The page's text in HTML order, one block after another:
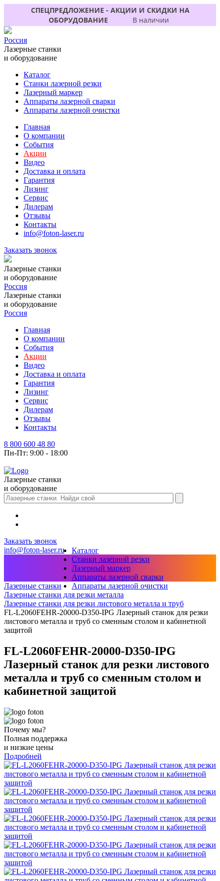
СПЕЦПРЕДЛОЖЕНИЕ - АКЦИИ И СКИДКИ НА
ОБОРУДОВАНИЕ
В наличии
Россия
Лазерные станки
и оборудование
Каталог
Станки лазерной резки
Лазерный маркер
Аппараты лазерной сварки
Аппараты лазерной очистки
Главная
О компании
События
Акции
Видео
Доставка и оплата
Гарантия
Лизинг
Сервис
Дилерам
Отзывы
Контакты
info@foton-laser.ru
Заказать звонок
Лазерные станки
и оборудование
Россия
Лазерные станки
и оборудование
Россия
Главная
О компании
События
Акции
Видео
Доставка и оплата
Гарантия
Лизинг
Сервис
Дилерам
Отзывы
Контакты
8 800 600 48 80
Пн-Пт: 9:00 - 18:00
Лазерные станки
и оборудование
Заказать звонок
info@foton-laser.ru
Каталог
Станки лазерной резки
Лазерный маркер
Аппараты лазерной сварки
Аппараты лазерной очистки
Лазерные станки
Лазерные станки для резки металла
Лазерные станки для резки листового металла и труб
FL-L2060FEHR-20000-D350-IPG Лазерный станок для резки
листового металла и труб со сменным столом и кабинетной
защитой
FL-L2060FEHR-20000-D350-IPG
Лазерный станок для резки листового
металла и труб со сменным столом и
кабинетной защитой
Почему мы?
Полная поддержка
и низкие цены
Подробней